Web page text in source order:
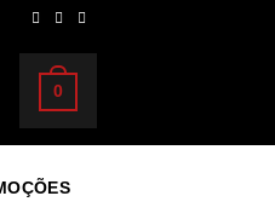
0